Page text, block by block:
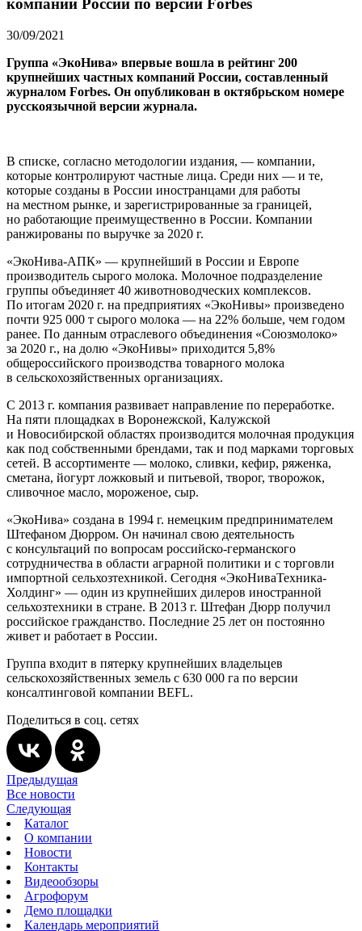
компаний России по версии Forbes
30/09/2021
Группа «ЭкоНива» впервые вошла в рейтинг 200
крупнейших частных компаний России, составленный
журналом Forbes. Он опубликован в октябрьском номере
русскоязычной версии журнала.
В списке, согласно методологии издания, — компании,
которые контролируют частные лица. Среди них — и те,
которые созданы в России иностранцами для работы
на местном рынке, и зарегистрированные за границей,
но работающие преимущественно в России. Компании
ранжированы по выручке за 2020 г.
«ЭкоНива-АПК» — крупнейший в России и Европе
производитель сырого молока. Молочное подразделение
группы объединяет 40 животноводческих комплексов.
По итогам 2020 г. на предприятиях «ЭкоНивы» произведено
почти 925 000 т сырого молока — на 22% больше, чем годом
ранее. По данным отраслевого объединения «Союзмолоко»
за 2020 г., на долю «ЭкоНивы» приходится 5,8%
общероссийского производства товарного молока
в сельскохозяйственных организациях.
С 2013 г. компания развивает направление по переработке.
На пяти площадках в Воронежской, Калужской
и Новосибирской областях производится молочная продукция
как под собственными брендами, так и под марками торговых
сетей. В ассортименте — молоко, сливки, кефир, ряженка,
сметана, йогурт ложковый и питьевой, творог, творожок,
сливочное масло, мороженое, сыр.
«ЭкоНива» создана в 1994 г. немецким предпринимателем
Штефаном Дюрром. Он начинал свою деятельность
с консультаций по вопросам российско-германского
сотрудничества в области аграрной политики и с торговли
импортной сельхозтехникой. Сегодня «ЭкоНиваТехника-
Холдинг» — один из крупнейших дилеров иностранной
сельхозтехники в стране. В 2013 г. Штефан Дюрр получил
российское гражданство. Последние 25 лет он постоянно
живет и работает в России.
Группа входит в пятерку крупнейших владельцев
сельскохозяйственных земель с 630 000 га по версии
консалтинговой компании BEFL.
Поделиться в соц. сетях
Предыдущая
Все новости
Следующая
Каталог
О компании
Новости
Контакты
Видеообзоры
Агрофорум
Демо площадки
Календарь мероприятий